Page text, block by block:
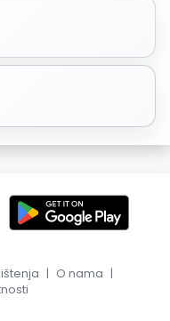
| O nama |